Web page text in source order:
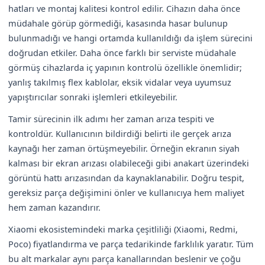
hatları ve montaj kalitesi kontrol edilir. Cihazın daha önce
müdahale görüp görmediği, kasasında hasar bulunup
bulunmadığı ve hangi ortamda kullanıldığı da işlem sürecini
doğrudan etkiler. Daha önce farklı bir serviste müdahale
görmüş cihazlarda iç yapının kontrolü özellikle önemlidir;
yanlış takılmış flex kablolar, eksik vidalar veya uyumsuz
yapıştırıcılar sonraki işlemleri etkileyebilir.
Tamir sürecinin ilk adımı her zaman arıza tespiti ve
kontroldür. Kullanıcının bildirdiği belirti ile gerçek arıza
kaynağı her zaman örtüşmeyebilir. Örneğin ekranın siyah
kalması bir ekran arızası olabileceği gibi anakart üzerindeki
görüntü hattı arızasından da kaynaklanabilir. Doğru tespit,
gereksiz parça değişimini önler ve kullanıcıya hem maliyet
hem zaman kazandırır.
Xiaomi ekosistemindeki marka çeşitliliği (Xiaomi, Redmi,
Poco) fiyatlandırma ve parça tedarikinde farklılık yaratır. Tüm
bu alt markalar aynı parça kanallarından beslenir ve çoğu